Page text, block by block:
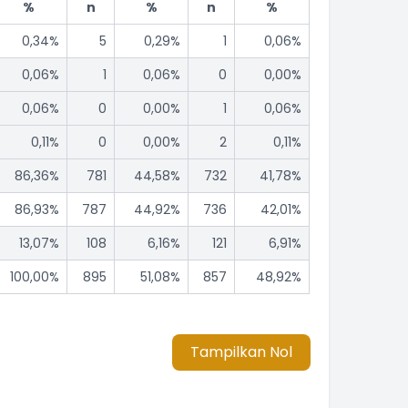
% n % n
%
0,34% 5 0,29% 1
0,06%
0,06% 1 0,06% 0
0,00%
0,06% 0 0,00% 1
0,06%
0,11% 0 0,00% 2
0,11%
86,36% 781 44,58% 732
41,78%
86,93% 787 44,92% 736
42,01%
13,07% 108 6,16% 121
6,91%
100,00% 895 51,08% 857 48,92%
Tampilkan Nol